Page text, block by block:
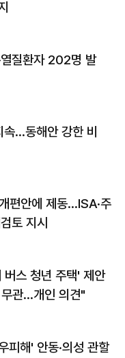
질환자 202명 발
…동해안 강한 비
편안에 제동…ISA·주
토 지시
스 청년 주택' 제안
관…개인 의견"
피해' 안동·의성 관할